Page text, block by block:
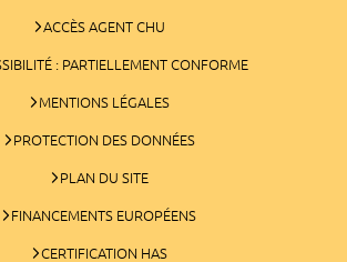
ACCÈS AGENT CHU
: PARTIELLEMENT CONFORME
MENTIONS LÉGALES
PROTECTION DES DONNÉES
PLAN DU SITE
FINANCEMENTS EUROPÉENS
CERTIFICATION HAS